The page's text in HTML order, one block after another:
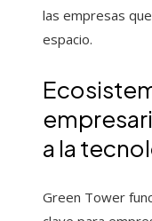
las empresas
espacio.
a la
Green Tower